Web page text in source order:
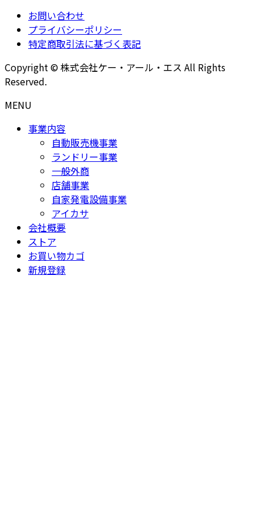
お問い合わせ
プライバシーポリシー
特定商取引法に基づく表記
Copyright © 株式会社ケー・アール・エス All Rights
Reserved.
MENU
事業内容
自動販売機事業
ランドリー事業
一般外商
店舗事業
自家発電設備事業
アイカサ
会社概要
ストア
お買い物カゴ
新規登録